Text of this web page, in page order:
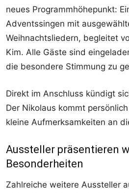
neues Programmhöhepunkt:
Adventssingen mit
Weihnachtsliedern, begleitet
Kim. Alle Gäste sind
die besondere Stimmung zu
Direkt im Anschluss kündigt
Der Nikolaus kommt
kleine Aufmerksamkeiten an
Aussteller präsentieren
Besonderheiten
Zahlreiche weitere Aussteller